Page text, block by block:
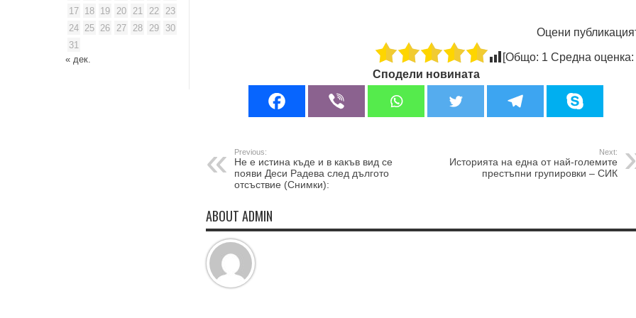
Оцени
[Общо: 1 Средна оценка:
Сподели новината
Previous:
Не е истина къде и в какъв вид се
появи Деси Радева след дългото
отсъствие (Снимки):
Next:
Историята на една от най-големите
престъпни групировки – СИК
ABOUT ADMIN
17 18 19 20 21 22
23
24 25 26 27 28 29
30
31
« дек.